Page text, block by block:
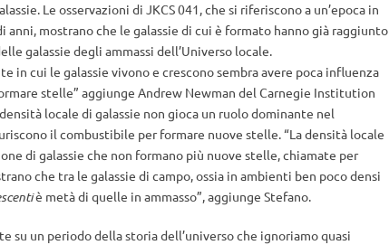
Le osservazioni di JKCS 041, che si riferiscono a un’epoca in
anni, mostrano che le galassie di cui è formato hanno già raggiunto
galassie degli ammassi dell’Universo locale.
in cui le galassie vivono e crescono sembra avere poca influenza
stelle” aggiunge Andrew Newman del Carnegie Institution
locale di galassie non gioca un ruolo dominante nel
il combustibile per formare nuove stelle. “La densità locale
di galassie che non formano più nuove stelle, chiamate per
che tra le galassie di campo, ossia in ambienti ben poco densi
è metà di quelle in ammasso”, aggiunge Stefano.
su un periodo della storia dell’universo che ignoriamo quasi